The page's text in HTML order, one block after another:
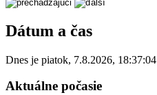
Dátum a čas
Dnes je piatok, 7.8.2026, 18:37:04
Aktuálne počasie